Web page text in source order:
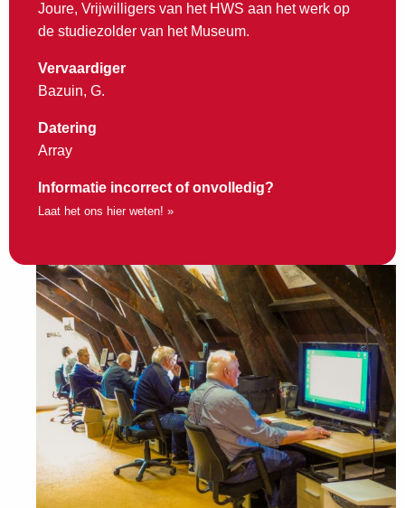
Joure, Vrijwilligers van het HWS aan het werk op
de studiezolder van het Museum.
Vervaardiger
Bazuin, G.
Datering
Array
Informatie incorrect of onvolledig?
Laat het ons hier weten! »